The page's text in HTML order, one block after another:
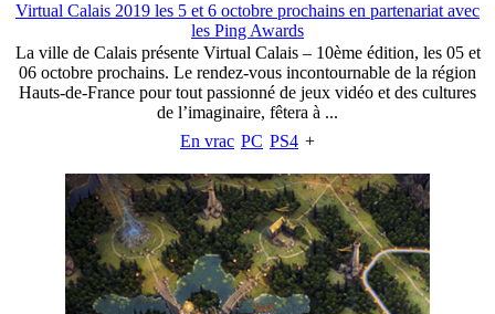
Virtual Calais 2019 les 5 et 6 octobre prochains en partenariat avec
les Ping Awards
La ville de Calais présente Virtual Calais – 10ème édition, les 05 et
06 octobre prochains. Le rendez-vous incontournable de la région
Hauts-de-France pour tout passionné de jeux vidéo et des cultures
de l’imaginaire, fêtera à ...
En vrac PC PS4 +